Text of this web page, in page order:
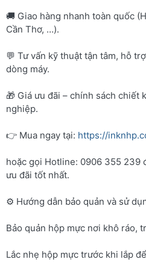
🚚 Giao hàng nhanh toàn quốc
Cần Thơ, …).
💬 Tư vấn kỹ thuật tận tâm, hỗ
dòng máy.
🎁 Giá ưu đãi – chính sách chiết
nghiệp.
👉 Mua ngay tại: https://
hoặc gọi Hotline: 0906 355 239
ưu đãi tốt nhất.
⚙️ Hướng dẫn bảo quản và sử
Bảo quản hộp mực nơi khô ráo,
Lắc nhẹ hộp mực trước khi lắp